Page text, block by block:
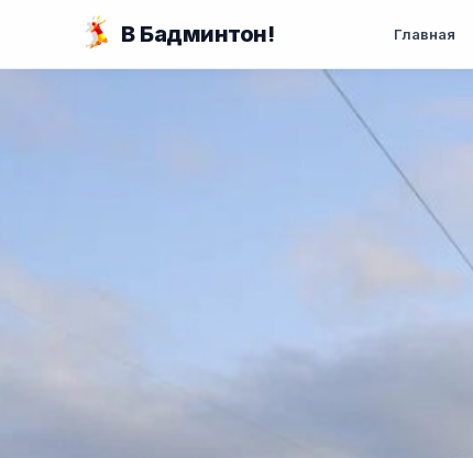
Перейти к основному содержанию
В Бадминтон! Главная